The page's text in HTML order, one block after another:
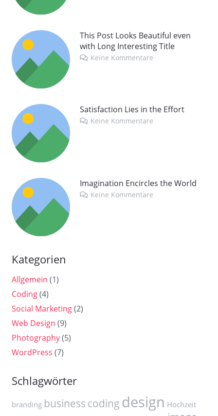
This Post Looks Beautiful even
with Long Interesting Title
Keine Kommentare
Satisfaction Lies in the Effort
Keine Kommentare
Imagination Encircles the World
Keine Kommentare
Kategorien
Allgemein (1)
Coding(4)
Social Marketing(2)
Web Design (9)
Photography(5)
WordPress (7)
Schlagwörter
branding business coding design Hochzeit